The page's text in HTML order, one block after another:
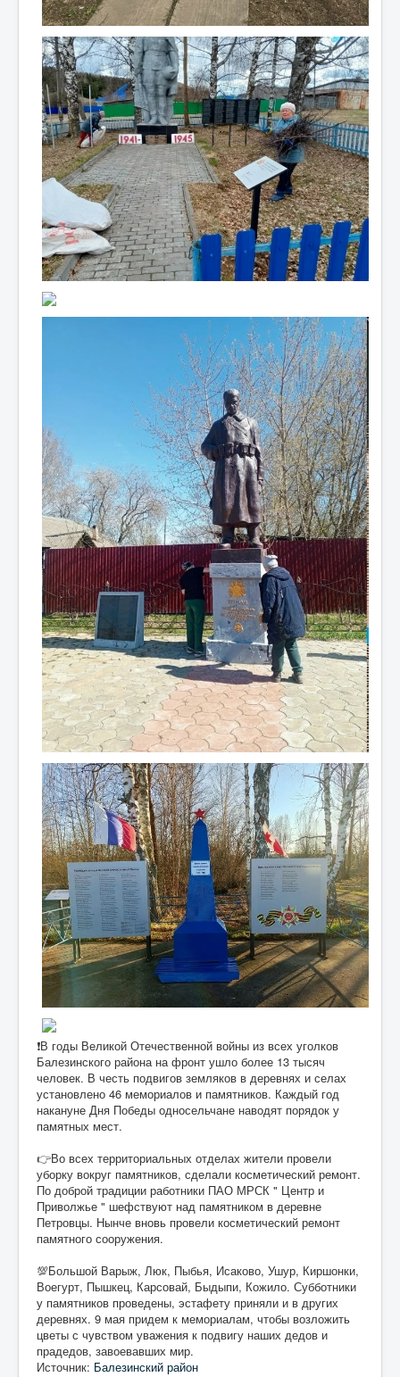
❗В годы Великой Отечественной войны из всех уголков
Балезинского района на фронт ушло более 13 тысяч
человек. В честь подвигов земляков в деревнях и селах
установлено 46 мемориалов и памятников. Каждый год
накануне Дня Победы односельчане наводят порядок у
памятных мест.
👉Во всех территориальных отделах жители провели
уборку вокруг памятников, сделали косметический ремонт.
По доброй традиции работники ПАО МРСК " Центр и
Приволжье " шефствуют над памятником в деревне
Петровцы. Нынче вновь провели косметический ремонт
памятного сооружения.
💯Большой Варыж, Люк, Пыбья, Исаково, Ушур, Киршонки,
Воегурт, Пышкец, Карсовай, Быдыпи, Кожило. Субботники
у памятников проведены, эстафету приняли и в других
деревнях. 9 мая придем к мемориалам, чтобы возложить
цветы с чувством уважения к подвигу наших дедов и
прадедов, завоевавших мир.
Источник: Балезинский район